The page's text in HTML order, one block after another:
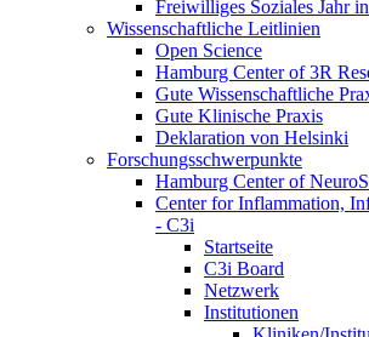
Freiwilliges Soziales Jahr
Wissenschaftliche Leitlinien
Open Science
Hamburg Center of 3R
Gute Wissenschaftliche
Gute Klinische Praxis
Deklaration von Helsinki
Forschungsschwerpunkte
Hamburg Center of
Center for Inflammation,
- C3i
Startseite
C3i Board
Netzwerk
Institutionen